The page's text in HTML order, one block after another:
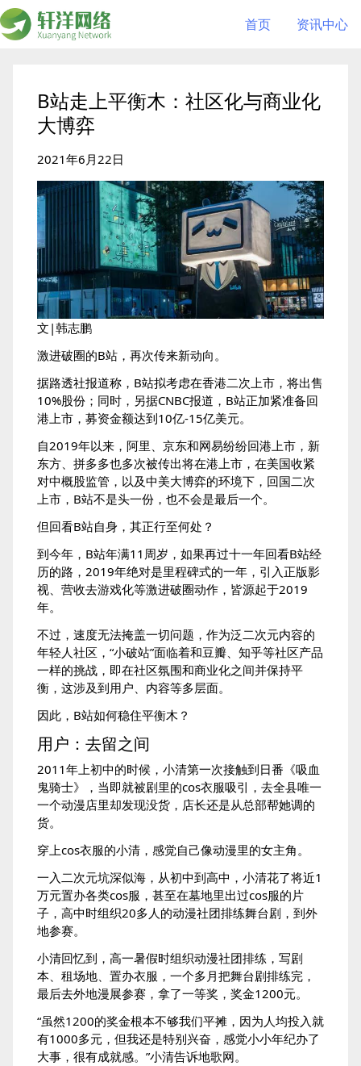
首页 资讯中心
B站走上平衡木：社区化与商业化
大博弈
2021年6月22日
文|韩志鹏
激进破圈的B站，再次传来新动向。
据路透社报道称，B站拟考虑在香港二次上市，将出售
10%股份；同时，另据CNBC报道，B站正加紧准备回
港上市，募资金额达到10亿-15亿美元。
自2019年以来，阿里、京东和网易纷纷回港上市，新
东方、拼多多也多次被传出将在港上市，在美国收紧
对中概股监管，以及中美大博弈的环境下，回国二次
上市，B站不是头一份，也不会是最后一个。
但回看B站自身，其正行至何处？
到今年，B站年满11周岁，如果再过十一年回看B站经
历的路，2019年绝对是里程碑式的一年，引入正版影
视、营收去游戏化等激进破圈动作，皆源起于2019
年。
不过，速度无法掩盖一切问题，作为泛二次元内容的
年轻人社区，“小破站”面临着和豆瓣、知乎等社区产品
一样的挑战，即在社区氛围和商业化之间并保持平
衡，这涉及到用户、内容等多层面。
因此，B站如何稳住平衡木？
用户：去留之间
2011年上初中的时候，小清第一次接触到日番《吸血
鬼骑士》，当即就被剧里的cos衣服吸引，去全县唯一
一个动漫店里却发现没货，店长还是从总部帮她调的
货。
穿上cos衣服的小清，感觉自己像动漫里的女主角。
一入二次元坑深似海，从初中到高中，小清花了将近1
万元置办各类cos服，甚至在墓地里出过cos服的片
子，高中时组织20多人的动漫社团排练舞台剧，到外
地参赛。
小清回忆到，高一暑假时组织动漫社团排练，写剧
本、租场地、置办衣服，一个多月把舞台剧排练完，
最后去外地漫展参赛，拿了一等奖，奖金1200元。
“虽然1200的奖金根本不够我们平摊，因为人均投入就
有1000多元，但我还是特别兴奋，感觉小小年纪办了
大事，很有成就感。”小清告诉地歌网。